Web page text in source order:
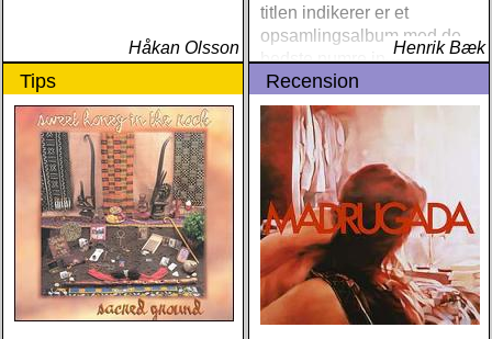
Håkan Olsson
titlen indikerer er et
opsamlingsalbum med de
bedste numre indenfor den
populære reggaestil kaldet
one-drop
Henrik Bæk
Tips Recension